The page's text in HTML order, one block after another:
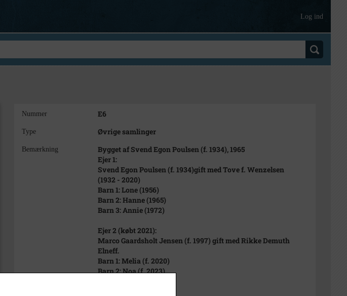
Log ind
Nummer E6
Type Øvrige samlinger
Bemærkning
Bygget af Svend Egon Poulsen (f. 1934), 1965
Ejer 1:
Svend Egon Poulsen (f. 1934)gift med Tove f. Wenzelsen
(1932 - 2020)
Barn 1: Lone (1956)
Barn 2: Hanne (1965)
Barn 3: Annie (1972)
Ejer 2 (købt 2021):
Marco Gaardsholt Jensen (f. 1997) gift med Rikke Demuth
Elneff.
Barn 1: Melia (f. 2020)
Barn 2: Noa (f. 2023)